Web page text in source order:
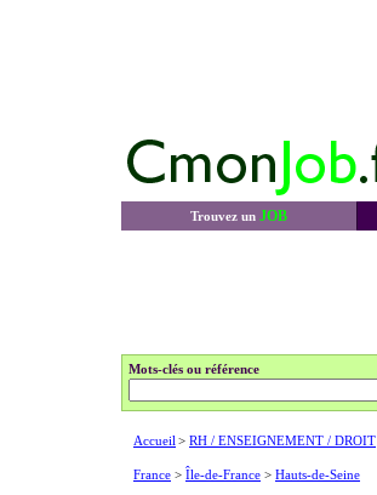
Trouvez un JOB
Mots-clés ou référence
Accueil > RH / ENSEIGNEMENT / DROIT
France > Île-de-France > Hauts-de-Seine